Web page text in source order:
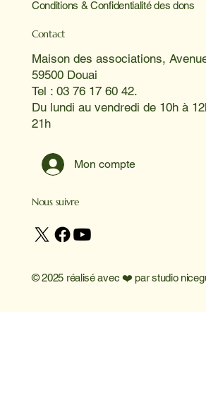
Conditions & Confidentialité des dons
Contact
Maison des associations,
59500 Douai
Tel : 03 76 17 60 42.
Du lundi au vendredi de 10h à
21h
Mon compte
Nous suivre
© 2025 réalisé avec ❤️ parstudio